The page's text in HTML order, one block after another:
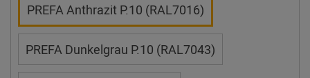
PREFA Anthrazit P.10 (RAL7016)
PREFA Dunkelgrau P.10 (RAL7043)